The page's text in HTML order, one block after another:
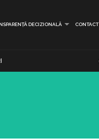
DECIZIONALĂ CONTACT